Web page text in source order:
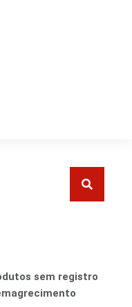
sem registro